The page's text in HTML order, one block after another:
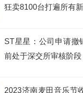
狂卖8100台打遍所有
ST星星：公司申请撤
前处于深交所审核阶段
2023济南麦田音乐节